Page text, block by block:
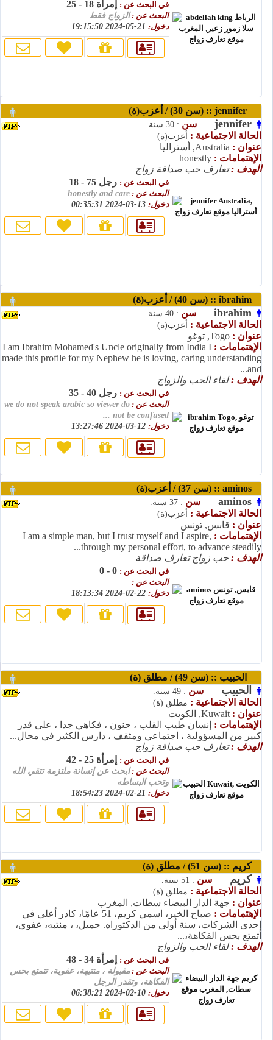
في البحث عن : إمرأة 18 - 25
البحث عن :الزواج فقط
دخول:
jennifer سن : 30 سنة.
الحالة الاجتماعية : أعزب(ة)
عنوان : Australia, أستراليا
الإهتمامات : honestly
الهدف :تعارف حب صداقة زواج
في البحث عن : رجل 75 - 18
البحث عن : honestly and care
دخول:
ibrahim سن : 40 سنة.
الحالة الاجتماعية : أعزب(ة)
عنوان : Togo, توغو
الإهتمامات : I am Ibrahim Mohamed's Uncle originally from India I
made this profile for my Nephew he is loving, caring understanding
and...
الهدف :لقاء الحب والزواج
في البحث عن : رجل 40 - 35
البحث عن : we do not speak arabic so viewer do
not be confused ...
دخول:
aminos سن : 37 سنة.
الحالة الاجتماعية : أعزب(ة)
عنوان : قابس, تونس
الإهتمامات : I am a simple man, but I trust myself and I aspire,
through my personal effort, to advance steadily...
الهدف : حب زواج تعارف صداقة
في البحث عن :
البحث عن :
دخول:
الحبيب :: (سن 49) / مطلق (ة)
الحبيب سن : 49 سنة.
الحالة الاجتماعية : مطلق (ة)
عنوان : Kuwait, الكويت
الإهتمامات : إنسان طيب القلب ، حنون ، فكاهي جدا ، على قدر
كبير من المسؤولية ، اجتماعي ومثقف ، دارس الكثير في مجال...
الهدف :تعارف حب صداقة زواج
في البحث عن : إمرأة 25 - 42
البحث عن :ابحث عن إنسانة ملتزمة تتقي الله
وتحب البساطه
دخول:
كريم :: (سن 51) / مطلق (ة)
كريم سن : 51 سنة.
الحالة الاجتماعية : مطلق (ة)
عنوان : جهة الدار البيضاء سطات, المغرب
الإهتمامات :
صباح الخير، اسمي كريم، 51 عامًا، كادر أعلى في
إحدى الشركات، سنة أولى من الدكتوراه. جميل، ، منتبه، عفوي،
أتمتع بحس الفكاهة،...
الهدف :لقاء الحب والزواج
في البحث عن : إمرأة 34 - 48
البحث عن :مقبولة ، منتبهة، عفوية، تتمتع بحس
الفكاهة، وتقدر الرجل
دخول: